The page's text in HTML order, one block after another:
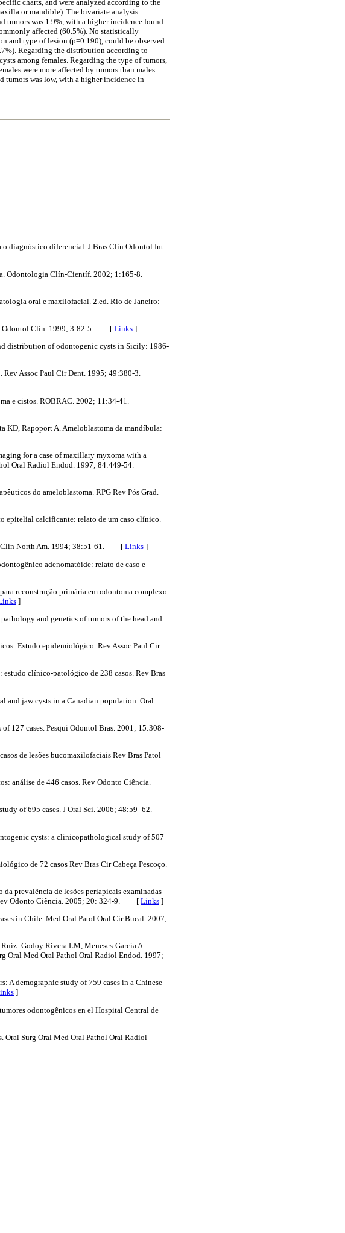
charts, and were analyzed according to the
or mandible). The bivariate analysis
tumors was 1.9%, with a higher incidence found
affected (60.5%). No statistically
and type of lesion (p=0.190), could be observed.
Regarding the distribution according to
among females. Regarding the type of tumors,
were more affected by tumors than males
tumors was low, with a higher incidence in
o diagnóstico diferencial. J Bras Clin Odontol Int.
Odontologia Clín-Científ. 2002; 1:165-8.
oral e maxilofacial. 2.ed. Rio de Janeiro:
Odontol Clín. 1999; 3:82-5. [ Links ]
distribution of odontogenic cysts in Sicily: 1986-
Rev Assoc Paul Cir Dent. 1995; 49:380-3.
e cistos. ROBRAC. 2002; 11:34-41.
KD, Rapoport A. Ameloblastoma da mandíbula:
for a case of maxillary myxoma with a
Oral Radiol Endod. 1997; 84:449-54.
do ameloblastoma. RPG Rev Pós Grad.
epitelial calcificante: relato de um caso clínico.
Clin North Am. 1994; 38:51-61. [ Links ]
adenomatóide: relato de caso e
reconstrução primária em odontoma complexo
]
and genetics of tumors of the head and
Estudo epidemiológico. Rev Assoc Paul Cir
estudo clínico-patológico de 238 casos. Rev Bras
and jaw cysts in a Canadian population. Oral
127 cases. Pesqui Odontol Bras. 2001; 15:308-
de lesões bucomaxilofaciais Rev Bras Patol
análise de 446 casos. Rev Odonto Ciência.
of 695 cases. J Oral Sci. 2006; 48:59- 62.
cysts: a clinicopathological study of 507
de 72 casos Rev Bras Cir Cabeça Pescoço.
prevalência de lesões periapicais examinadas
Rev Odonto Ciência. 2005; 20: 324-9. [ Links ]
in Chile. Med Oral Patol Oral Cir Bucal. 2007;
Godoy Rivera LM, Meneses-García A.
Oral Med Oral Pathol Oral Radiol Endod. 1997;
A demographic study of 759 cases in a Chinese
]
odontogênicos en el Hospital Central de
Surg Oral Med Oral Pathol Oral Radiol